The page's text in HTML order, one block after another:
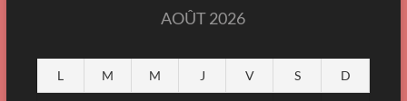
AOÛT 2026
L M M J V S D